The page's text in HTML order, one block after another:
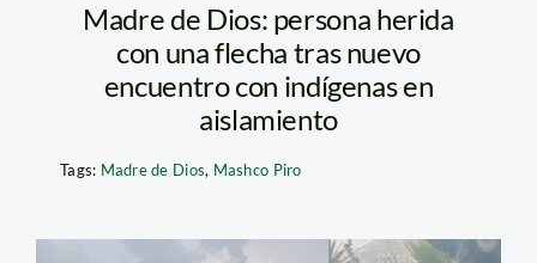
Madre de Dios: persona herida
con una flecha tras nuevo
encuentro con indígenas en
aislamiento
Tags: Madre de Dios, Mashco Piro